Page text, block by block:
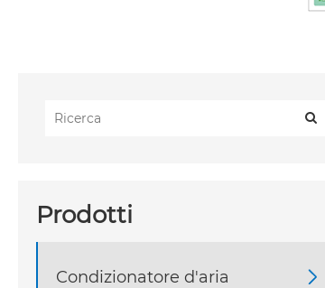
Prodotti
Condizionatore d'aria 